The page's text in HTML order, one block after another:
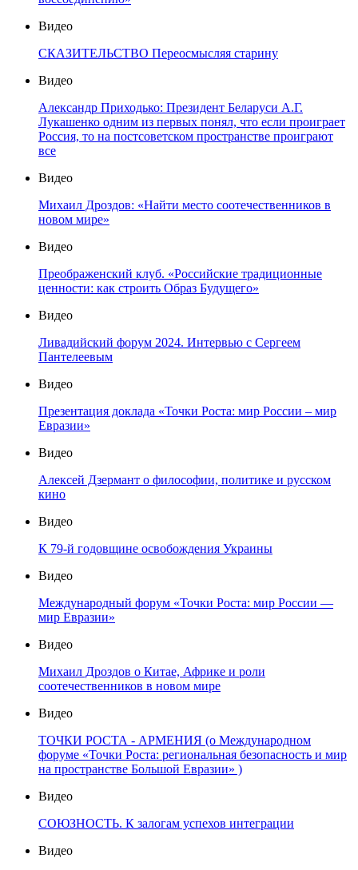
Видео
СКАЗИТЕЛЬСТВО Переосмысляя старину
Видео
Александр Приходько: Президент Беларуси А.Г.
Лукашенко одним из первых понял, что если проиграет
Россия, то на постсоветском пространстве проиграют
все
Видео
Михаил Дроздов: «Найти место соотечественников в
новом мире»
Видео
Преображенский клуб. «Российские традиционные
ценности: как строить Образ Будущего»
Видео
Ливадийский форум 2024. Интервью с Сергеем
Пантелеевым
Видео
Презентация доклада «Точки Роста: мир России – мир
Евразии»
Видео
Алексей Дзермант о философии, политике и русском
кино
Видео
К 79-й годовщине освобождения Украины
Видео
Международный форум «Точки Роста: мир России —
мир Евразии»
Видео
Михаил Дроздов о Китае, Африке и роли
соотечественников в новом мире
Видео
ТОЧКИ РОСТА - АРМЕНИЯ (о Международном
форуме «Точки Роста: региональная безопасность и мир
на пространстве Большой Евразии» )
Видео
СОЮЗНОСТЬ. К залогам успехов интеграции
Видео